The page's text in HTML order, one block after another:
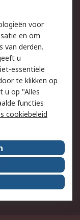
bij RS
voor
en om
van derden.
u
essentiële
te klikken op
u op "Alles
functies
cookiebeleid